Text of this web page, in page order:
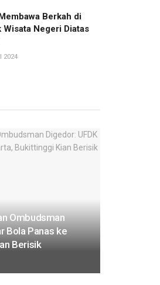
Berkah di
Wisata Negeri Diatas
2024
Ombudsman
Bola Panas ke
Berisik